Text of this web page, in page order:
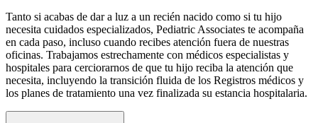
Tanto si acabas de dar a luz a un recién nacido como si tu hijo
necesita cuidados especializados, Pediatric Associates te acompaña
en cada paso, incluso cuando recibes atención fuera de nuestras
oficinas. Trabajamos estrechamente con médicos especialistas y
hospitales para cerciorarnos de que tu hijo reciba la atención que
necesita, incluyendo la transición fluida de los Registros médicos y
los planes de tratamiento una vez finalizada su estancia hospitalaria.